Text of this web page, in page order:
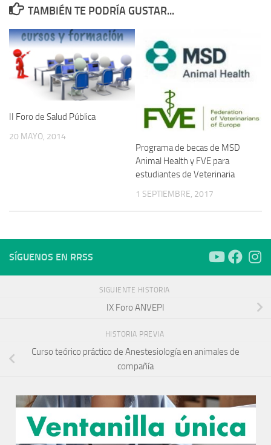
TAMBIÉN TE PODRÍA GUSTAR...
II Foro de Salud Pública
20 MAYO, 2014
Programa de becas de MSD
Animal Health y FVE para
estudiantes de Veterinaria
1 SEPTIEMBRE, 2017
SÍGUENOS EN RRSS
SIGUIENTE HISTORIA
IX Foro ANVEPI
HISTORIA PREVIA
Curso teórico práctico de Anestesiología en animales de
compañía